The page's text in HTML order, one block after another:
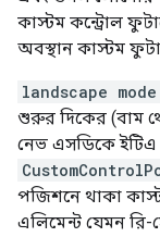
কাস্টম কন্ট্রোল
অবস্থান কাস্টম
landscape mode
শুরুর দিকের (বাম
নেভ এসডিকে ইটিএ
পজিশনে থাকা
এলিমেন্ট যেমন